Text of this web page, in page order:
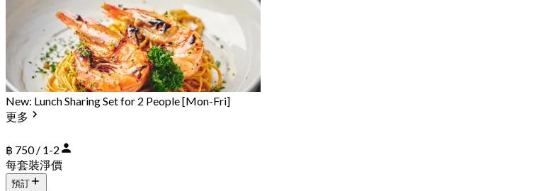
New: Lunch Sharing Set for 2 People [Mon-Fri]
更多
฿ 750 / 1-2
每套裝淨價
預訂